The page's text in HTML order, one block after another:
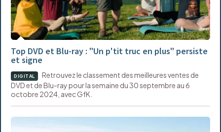
Top DVD et Blu-ray : "Un p'tit truc en plus" persiste
et signe
DIGITAL
Retrouvez le classement des meilleures ventes de
DVD et de Blu-ray pour la semaine du 30 septembre au 6
octobre 2024, avec GfK.